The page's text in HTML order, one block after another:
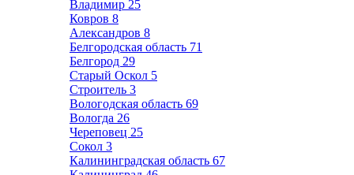
Владимир 25
Ковров 8
Александров 8
Белгородская область 71
Белгород 29
Старый Оскол 5
Строитель 3
Вологодская область 69
Вологда 26
Череповец 25
Сокол 3
Калининградская область 67